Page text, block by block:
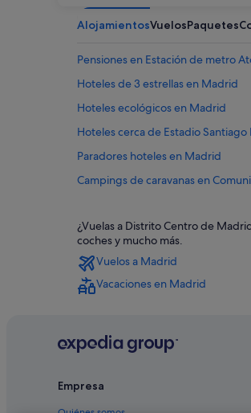
AlojamientosVuelosPaquetes
Pensiones en Estación de metro
Hoteles de 3 estrellas en Madrid
Hoteles ecológicos en Madrid
Hoteles cerca de Estadio Santiago
Paradores hoteles en Madrid
Campings de caravanas en
Hoteles cerca de Gran Vía
Hoteles baratos en Madrid
Hoteles para bodas en Madrid
Hoteles románticos en Madrid
¿Vuelas a Distrito Centro de
coches y mucho más.
Vuelos a Madrid
Vacaciones en Madrid
Empresa